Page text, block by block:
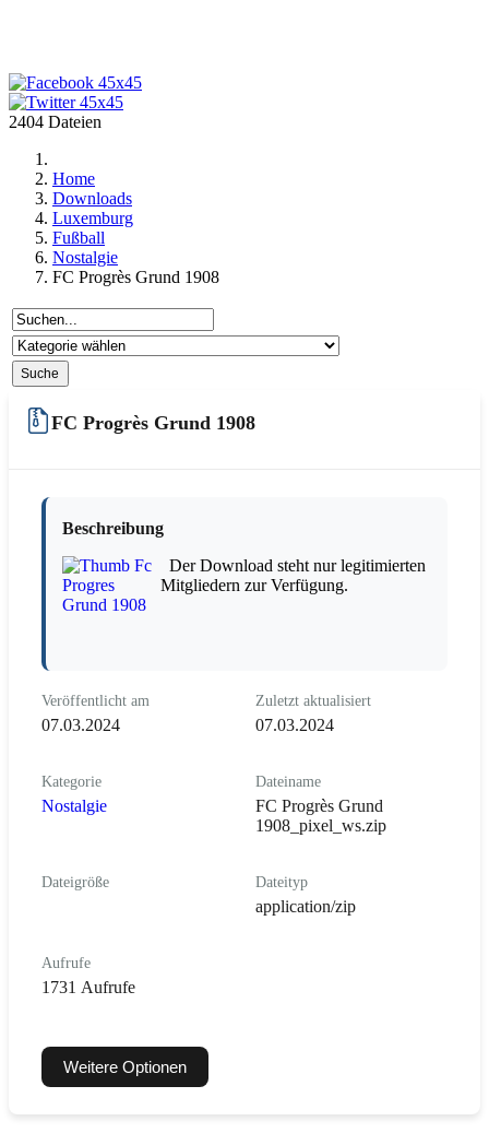
2404 Dateien
Home
Downloads
Luxemburg
Fußball
Nostalgie
FC Progrès Grund 1908
FC Progrès Grund 1908
Beschreibung
Der Download steht nur legitimierten
Mitgliedern zur Verfügung.
Veröffentlicht am
07.03.2024
Zuletzt aktualisiert
07.03.2024
Kategorie
Nostalgie
Dateiname
FC Progrès Grund
1908_pixel_ws.zip
Dateigröße Dateityp
application/zip
Aufrufe
1731 Aufrufe
Weitere Optionen